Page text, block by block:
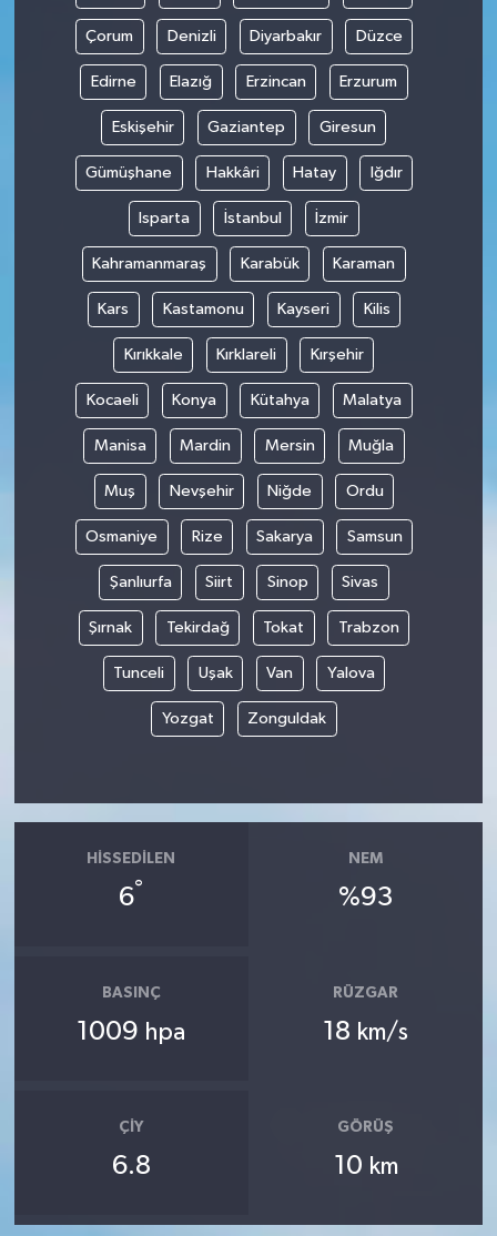
Çorum Denizli Diyarbakır Düzce
Edirne Elazığ Erzincan Erzurum
Eskişehir Gaziantep Giresun
Gümüşhane Hakkâri Hatay Iğdır
Isparta İstanbul İzmir
Kahramanmaraş Karabük Karaman
Kars Kastamonu Kayseri Kilis
Kırıkkale Kırklareli Kırşehir
Kocaeli Konya Kütahya Malatya
Manisa Mardin Mersin Muğla
Muş Nevşehir Niğde Ordu
Osmaniye Rize Sakarya Samsun
Şanlıurfa Siirt Sinop Sivas
Şırnak Tekirdağ Tokat Trabzon
Tunceli Uşak Van Yalova
Yozgat Zonguldak
HISSEDILEN
6°
NEM
%93
BASINÇ
1009 hpa
RÜZGAR
18 km/s
ÇIY
6.8
GÖRÜŞ
10 km